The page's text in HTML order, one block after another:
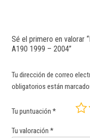
Sé el primero en valorar
A190 1999 – 2004”
Tu dirección de correo
obligatorios están
Tu puntuación *
Tu valoración *